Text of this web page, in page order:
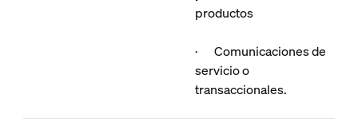
productos
· Comunicaciones de
servicio o
transaccionales.